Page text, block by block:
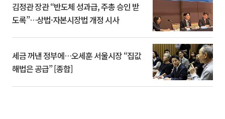
김정관 장관 “반도체 성과급, 주총 승인 받
도록”…상법·자본시장법 개정 시사
세금 꺼낸 정부에…오세훈 서울시장 “집값
해법은 공급” [종합]